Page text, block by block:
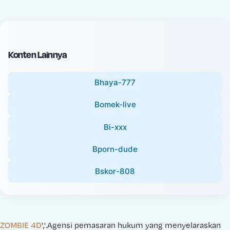
c
e
Konten Lainnya
Bhaya-777
Bomek-live
Bi-xxx
Bporn-dude
Bskor-808
ZOMBIE 4D','.Agensi pemasaran hukum yang menyelaraskan